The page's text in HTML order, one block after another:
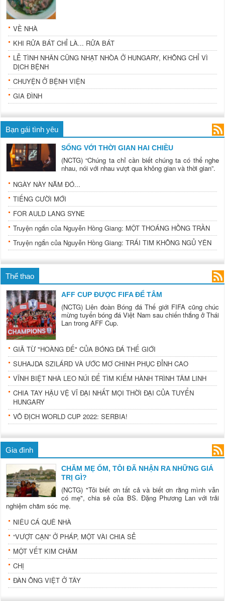
VỀ NHÀ
KHI RỬA BÁT CHỈ LÀ... RỬA BÁT
LỄ TÌNH NHÂN CŨNG NHẠT NHÒA Ở HUNGARY, KHÔNG CHỈ VÌ
DỊCH BỆNH
CHUYỆN Ở BỆNH VIỆN
GIA ĐÌNH
Bạn gái tình yêu
SỐNG VỚI THỜI GIAN HAI CHIỀU
(NCTG) “Chúng ta chỉ cần biết chúng ta có thể nghe
nhau, nói với nhau vượt qua không gian và thời gian”.
NGÀY NÀY NĂM ĐÓ...
TIẾNG CƯỜI MỚI
FOR AULD LANG SYNE
Truyện ngắn của Nguyễn Hồng Giang: MỘT THOÁNG HỒNG TRẦN
Truyện ngắn của Nguyễn Hồng Giang: TRÁI TIM KHÔNG NGỦ YÊN
Thể thao
AFF CUP ĐƯỢC FIFA ĐỂ TÂM
(NCTG) Liên đoàn Bóng đá Thế giới FIFA cũng chúc
mừng tuyển bóng đá Việt Nam sau chiến thắng ở Thái
Lan trong AFF Cup.
GIÃ TỪ "HOÀNG ĐẾ" CỦA BÓNG ĐÁ THẾ GIỚI
SUHAJDA SZILÁRD VÀ ƯỚC MƠ CHINH PHỤC ĐỈNH CAO
VĨNH BIỆT NHÀ LEO NÚI ĐỂ TÌM KIẾM HÀNH TRÌNH TÂM LINH
CHIA TAY HẬU VỆ VĨ ĐẠI NHẤT MỌI THỜI ĐẠI CỦA TUYỂN
HUNGARY
VÔ ĐỊCH WORLD CUP 2022: SERBIA!
Gia đình
CHĂM MẸ ỐM, TÔI ĐÃ NHẬN RA NHỮNG GIÁ
TRỊ GÌ?
(NCTG) "Tôi biết ơn tất cả và biết ơn rằng mình vẫn
có mẹ", chia sẻ của BS. Đặng Phương Lan với trải
nghiệm chăm sóc mẹ.
NIÊU CÁ QUÊ NHÀ
“VƯỢT CẠN” Ở PHÁP, MỘT VÀI CHIA SẺ
MỘT VẾT KIM CHÂM
CHỊ
ĐÀN ÔNG VIỆT Ở TÂY